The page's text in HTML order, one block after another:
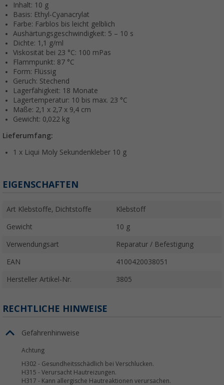
Inhalt: 10 g
Basis: Ethyl-Cyanacrylat
Farbe: Farblos bis leicht gelblich
Aushärtungsgeschwindigkeit: 5 – 10 s
Dichte: 1,1 g/ml
Viskosität bei 23 °C: 100 mPas
Flammpunkt: 87 °C
Form: Flüssig
Geruch: Stechend
Lagerfähigkeit: 18 Monate
Lagertemperatur: 10 bis max. 23 °C
Maße: 2,1 x 2,7 x 9,4 cm
Gewicht: 0,022 kg
Lieferumfang:
1 x Liqui Moly Sekundenkleber 10 g
EIGENSCHAFTEN
Art Klebstoffe, Dichtstoffe Klebstoff
Gewicht 10 g
Verwendungsart Reparatur / Befestigung
EAN 4100420038051
Hersteller Artikel-Nr. 3805
RECHTLICHE HINWEISE
Gefahrenhinweise
Achtung
H302 - Gesundheitsschädlich bei Verschlucken.
H315 - Verursacht Hautreizungen.
H317 - Kann allergische Hautreaktionen verursachen.